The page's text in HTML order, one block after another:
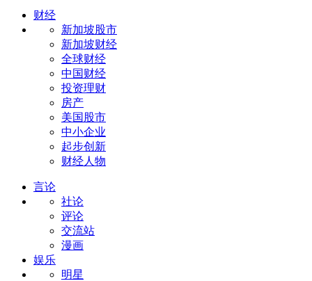
财经
新加坡股市
新加坡财经
全球财经
中国财经
投资理财
房产
美国股市
中小企业
起步创新
财经人物
言论
社论
评论
交流站
漫画
娱乐
明星